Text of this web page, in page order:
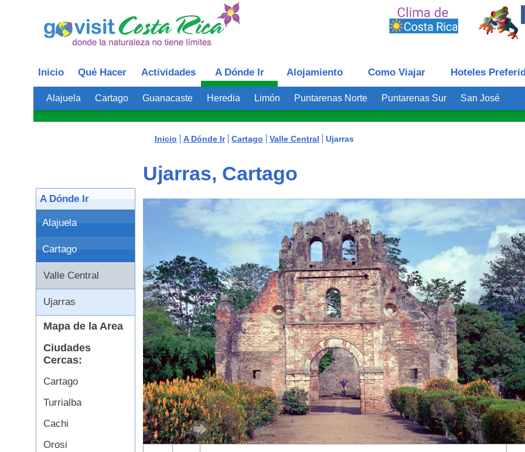
Inicio Qué Hacer Actividades A Dónde Ir Alojamiento Como Viajar Hoteles
Alajuela Cartago Guanacaste Heredia Limón Puntarenas Norte Puntarenas Sur San José
A Dónde Ir
Alajuela
Cartago
Valle Central
Ujarras
Mapa de la Area
Ciudades
Cercas:
Cartago
Turrialba
Cachi
Orosi
Inicio A Dónde Ir Cartago Valle Central Ujarras
Ujarras, Cartago